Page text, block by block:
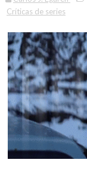
Críticas de series